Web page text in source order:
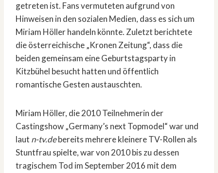
getreten ist. Fans vermuteten aufgrund von
Hinweisen in den sozialen Medien, dass es sich um
Miriam Höller handeln könnte. Zuletzt berichtete
die österreichische „Kronen Zeitung“, dass die
beiden gemeinsam eine Geburtstagsparty in
Kitzbühel besucht hatten und öffentlich
romantische Gesten austauschten.
Miriam Höller, die 2010 Teilnehmerin der
Castingshow „Germany’s next Topmodel“ war und
laut n-tv.debereits mehrere kleinere TV-Rollen als
Stuntfrau spielte, war von 2010 bis zu dessen
tragischem Tod im September 2016 mit dem